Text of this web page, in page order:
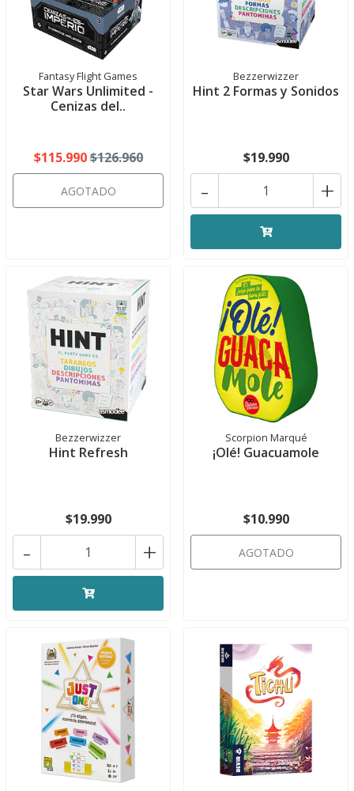
Fantasy Flight Games
Star Wars Unlimited -
Cenizas del..
$115.990$126.960
AGOTADO
Bezzerwizzer
Hint 2 Formas y Sonidos
$19.990
+
-
Bezzerwizzer
Hint Refresh
$19.990
+
-
Scorpion Marqué
¡Olé! Guacuamole
$10.990
AGOTADO